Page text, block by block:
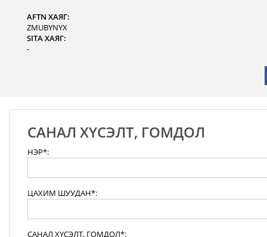
AFTN ХАЯГ:
ZMUBYNYX
SITA ХАЯГ:
-
САНАЛ ХҮСЭЛТ, ГОМДОЛ
НЭР*:
ЦАХИМ ШУУДАН*:
САНАЛ ХҮСЭЛТ, ГОМДОЛ*: